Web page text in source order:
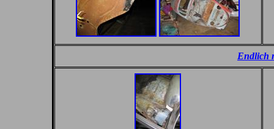
Endlich